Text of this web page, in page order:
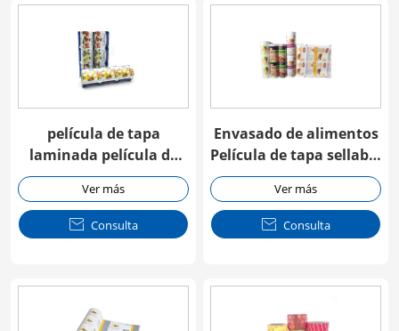
película de tapa
laminada película de
tapa de aluminio
Ver más
 Consulta
Envasado de alimentos
Película de tapa sellable
por calor
Ver más
 Consulta